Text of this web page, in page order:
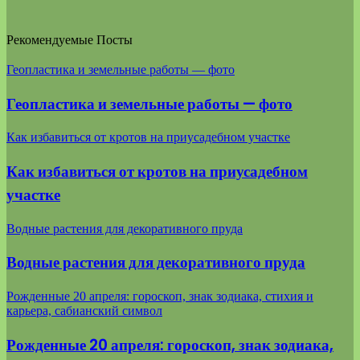
Рекомендуемые Посты
Геопластика и земельные работы — фото
Геопластика и земельные работы — фото
Как избавиться от кротов на приусадебном участке
Как избавиться от кротов на приусадебном
участке
Водные растения для декоративного пруда
Водные растения для декоративного пруда
Рожденные 20 апреля: гороскоп, знак зодиака, стихия и
карьера, сабианский символ
Рожденные 20 апреля: гороскоп, знак зодиака,